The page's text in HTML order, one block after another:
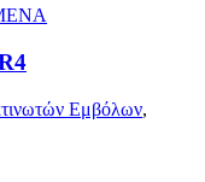
Εμβόλων,